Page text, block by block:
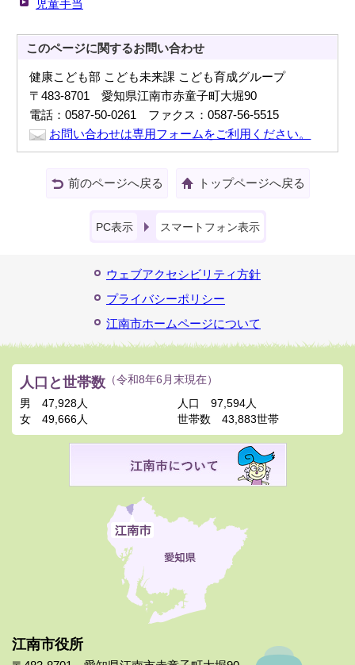
児童手当
このページに関するお問い合わせ
健康こども部 こども未来課 こども育成グループ
〒483-8701 愛知県江南市赤童子町大堀90
電話：0587-50-0261 ファクス：0587-56-5515
お問い合わせは専用フォームをご利用ください。
前のページへ戻る トップページへ戻る
PC表示 スマートフォン表示
ウェブアクセシビリティ方針
プライバシーポリシー
江南市ホームページについて
江南市役所
人口と世帯数 （令和8年6月末現在）
男
47,928人
女
49,666人
人口
97,594人
世帯数
43,883世帯